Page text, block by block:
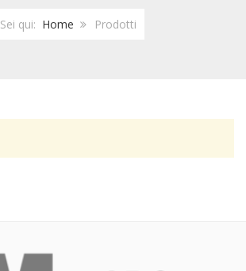
Sei qui: Home Prodotti